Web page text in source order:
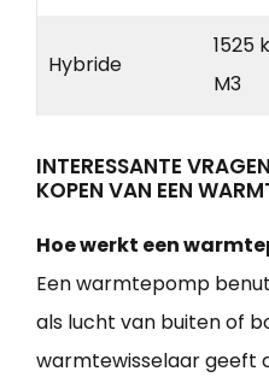
Hybride
1525
M3
INTERESSANTE
KOPEN VAN EEN
Hoe werkt een
Een warmtepomp
als lucht van buiten of
warmtewisselaar geeft